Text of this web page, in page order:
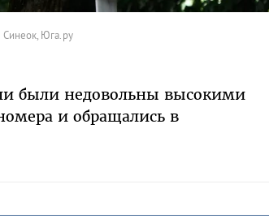
Юга.ру
были недовольны высокими
и обращались в